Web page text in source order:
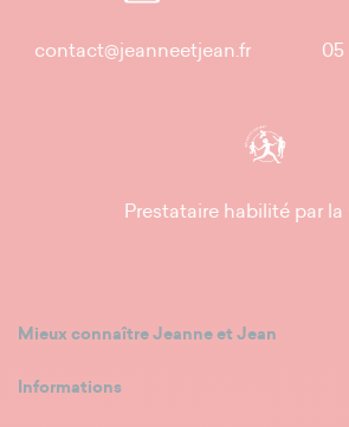
contact@jeanneetjean.fr
Prestataire habilité par la
Mieux connaître Jeanne et Jean
Informations